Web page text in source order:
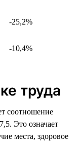
-25,2%
-10,4%
труда
соотношение
Это означает
места, здоровое